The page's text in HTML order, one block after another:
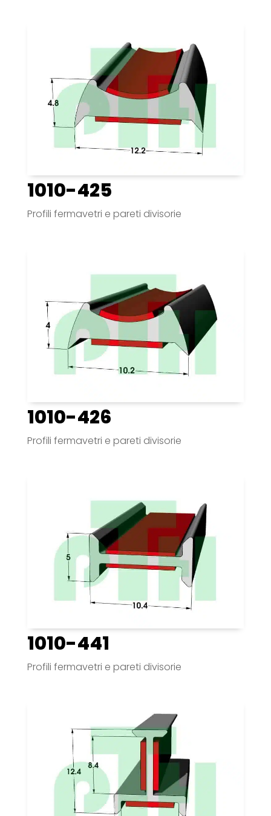
1010-425
Profili fermavetri e pareti divisorie
1010-426
Profili fermavetri e pareti divisorie
1010-441
Profili fermavetri e pareti divisorie